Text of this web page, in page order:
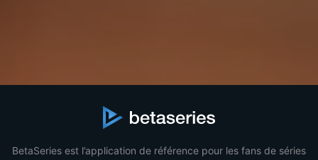
BetaSeries est l’application de référence pour les fans de séries